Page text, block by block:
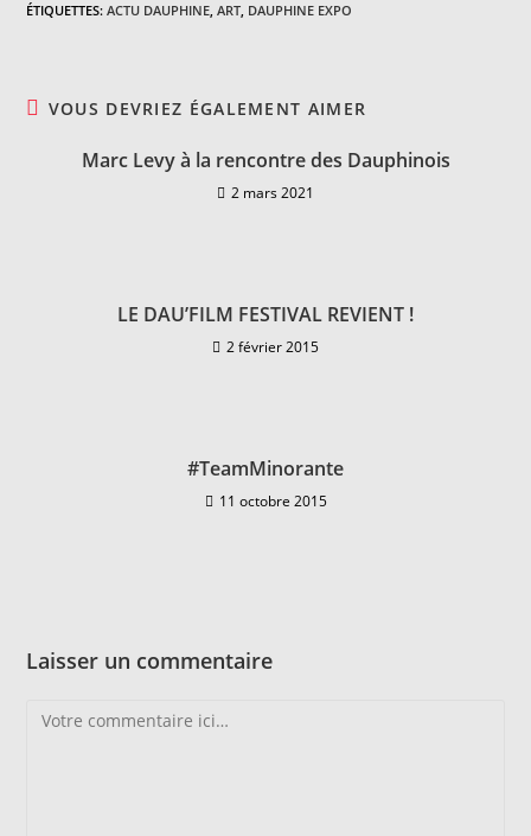
ÉTIQUETTES:ACTU DAUPHINE, ART, DAUPHINE EXPO
VOUS DEVRIEZ ÉGALEMENT AIMER
Marc Levy à la rencontre des Dauphinois
2 mars 2021
LE DAU’FILM FESTIVAL REVIENT !
2 février 2015
#TeamMinorante
11 octobre 2015
Laisser un commentaire
Comment